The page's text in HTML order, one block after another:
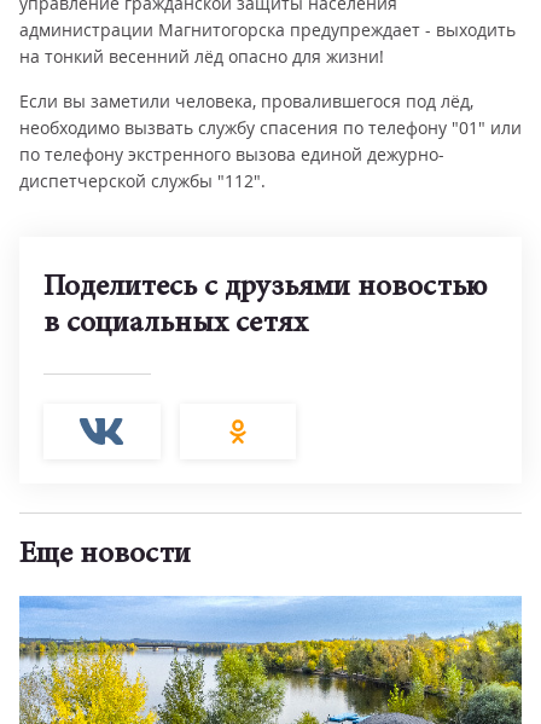
администрации Магнитогорска предупреждает - выходить
на тонкий весенний лёд опасно для жизни!
Если вы заметили человека, провалившегося под лёд,
необходимо вызвать службу спасения по телефону "01" или
по телефону экстренного вызова единой дежурно-
диспетчерской службы "112".
Поделитесь с друзьями новостью
в социальных сетях
Еще новости